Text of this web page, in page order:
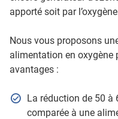
apporté soit par
Nous vous proposons
alimentation en oxygène
avantages :
La réduction de 50 à
comparée à une